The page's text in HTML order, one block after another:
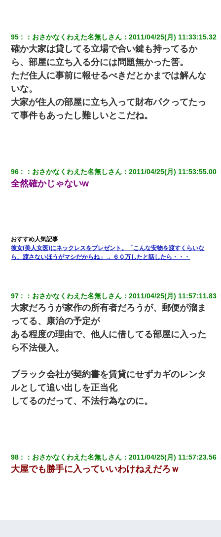
子供の頃、母の弟にイタズラされてて中学に入ってから関係を持
ってしまった。拒絶したら「全部バラしてやる」と脅迫されたの
で両親に全部話した。
彼女(37)の情欲がえげつない件ｗｗｗｗｗｗｗ
友人とふたりで山口に旅行した時の事。レンタカーを借りて山の
中の道を走っていたら、突然ガガッ！って音がして…
我が家のガレージに見知らぬ車。俺「もしもし、玄関にもシャッ
体中に赤い蕁麻疹みたいなのができて、皮膚科にいったら「ジベ
ル薔薇色ひこう疹」という症状だと言われた
「パワハラを受けたから思い切って転職した」とSNSで呟いた
ら、速攻でパワハラかました元上司がLINEを送ってきた。
生保レディと行為する為に駆け引きしてみた結果ｗｗｗｗｗｗｗ
ワイ144kg彼女98kgデブカップル、1年間毎日行為しまくった結
果
くもう堕胎できない月なんだと母から連絡がきた…｜生活｜ワロ
タあんてな
95 ： おさかなくわえた名無しさん ：2011/04/25(月) 11:33:15.32
確か大家は貸してる立場で合い鍵も持ってるか
ら、部屋に立ち入る分には問題無かった筈。
ただ住人に事前に報せるべきだとかまでは解んな
いな。
大家が住人の部屋に立ち入って財布パクってたっ
て事件もあったし難しいとこだね。
96 ： おさかなくわえた名無しさん ：2011/04/25(月) 11:53:55.00
全然確かじゃないw
彼女(美人女医)にネックレスをプレゼント。「こんな安物を渡すくらいな
ら、渡さないほうがマシだからね」→ ６０万したと話したら・・・
97 ： おさかなくわえた名無しさん ：2011/04/25(月) 11:57:11.83
大家だろうが家作の所有者だろうが、郵便が溜ま
ってる、康治の予定が
ある程度の理由で、他人に借してる部屋に入った
ら不法侵入。
ブラック会社が契約書を賃貸にせずカギのレンタ
ルとして追い出しを正当化
してるのだって、不法行為なのに。
98 ： おさかなくわえた名無しさん ：2011/04/25(月) 11:57:23.56
大屋でも勝手に入っていいわけねえだろｗ